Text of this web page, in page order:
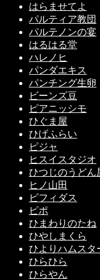
はらませてよ
パルティア教団
パルテノンの宴
はるはる堂
ハレノヒ
パンダエキス
パンチング生卵
ビーンズ豆
ピアニッシモ
ひぐま屋
ひげふらい
ピジャ
ヒスイスタジオ
ひつじのうどん
ヒノ山田
ビフィダス
ピポ
ひまわりのたね
ひやしまくら
ひよりハムスタ
ひらひら
ひらやん